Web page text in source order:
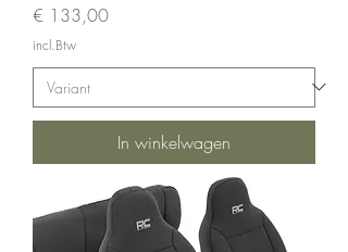
Prijs
€ 133,00
incl.Btw
In winkelwagen